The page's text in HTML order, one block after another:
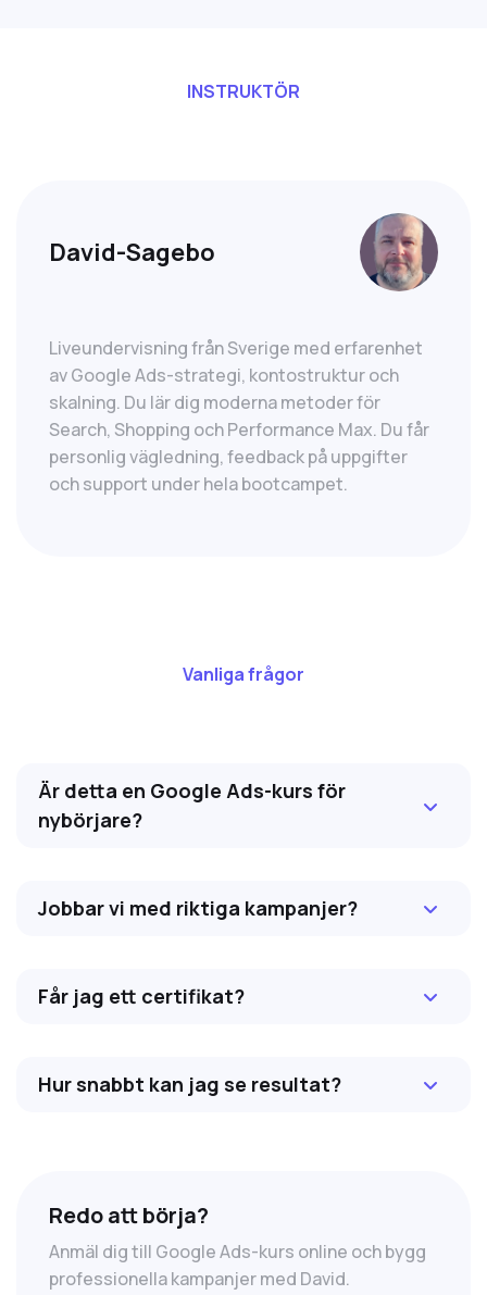
INSTRUKTÖR
David-Sagebo
Liveundervisning från Sverige med erfarenhet
av Google Ads-strategi, kontostruktur och
skalning. Du lär dig moderna metoder för
Search, Shopping och Performance Max. Du får
personlig vägledning, feedback på uppgifter
och support under hela bootcampet.
Vanliga frågor
Är detta en Google Ads-kurs för
nybörjare?
Jobbar vi med riktiga kampanjer?
Får jag ett certifikat?
Hur snabbt kan jag se resultat?
Redo att börja?
Anmäl dig till Google Ads-kurs online och bygg
professionella kampanjer med David.